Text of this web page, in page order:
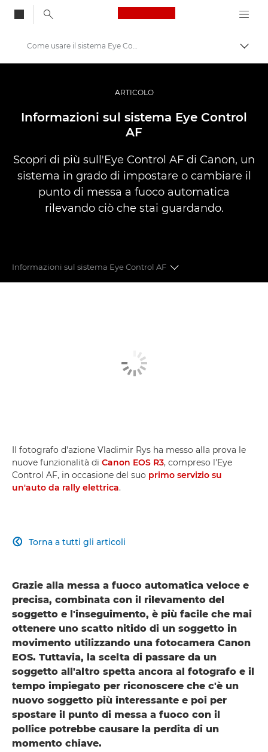
Canon Logo, back
Fotografia e video professionali
Storie
Come usare il sistema Eye Control AF
ARTICOLO
Informazioni sul sistema Eye Control
AF
Scopri di più sull'Eye Control AF di Canon, un
sistema in grado di impostare o cambiare il
punto di messa a fuoco automatica
rilevando ciò che stai guardando.
Informazioni sul sistema Eye Control AF
Il fotografo d'azione Vladimir Rys ha messo alla prova le
nuove funzionalità di Canon EOS R3, compreso l'Eye
Control AF, in occasione del suo primo servizio su
un'auto da rally elettrica.
Torna a tutti gli articoli

Grazie alla messa a fuoco automatica veloce e
precisa, combinata con il rilevamento del
soggetto e l'inseguimento, è più facile che mai
ottenere uno scatto nitido di un soggetto in
movimento utilizzando una fotocamera Canon
EOS. Tuttavia, la scelta di passare da un
soggetto all'altro spetta ancora al fotografo e il
tempo impiegato per riconoscere che c'è un
nuovo soggetto più interessante e poi per
spostare il punto di messa a fuoco con il
pollice potrebbe causare la perdita di un
momento chiave.